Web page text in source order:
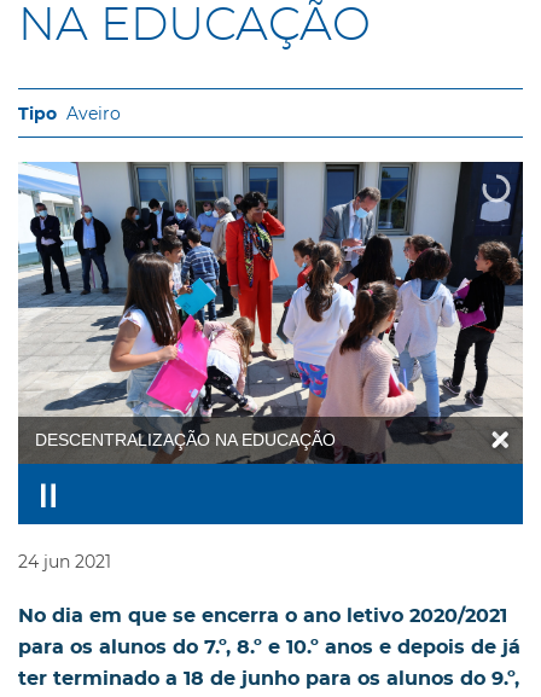
NA EDUCAÇÃO
Aveiro
DESCENTRALIZAÇÃO NA EDUCAÇÃO
24 jun 2021
No dia em que se encerra o ano letivo 2020/2021
para os alunos do 7.º, 8.º e 10.º anos e depois de já
ter terminado a 18 de junho para os alunos do 9.º,